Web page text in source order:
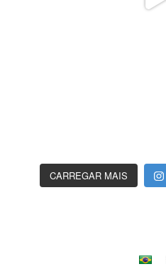
CARREGAR MAIS